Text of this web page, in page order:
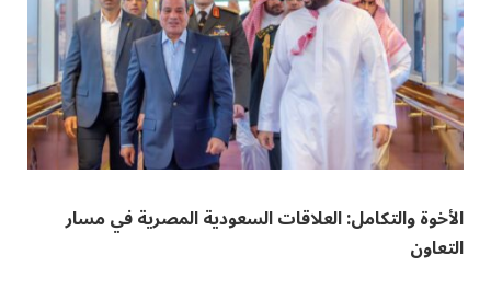
الأخوة والتكامل: العلاقات السعودية المصرية في مسار
التعاون